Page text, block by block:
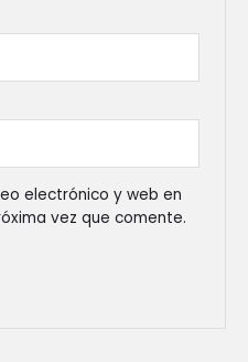
electrónico y web en
vez que comente.